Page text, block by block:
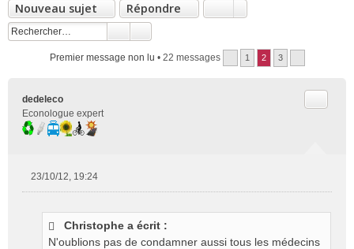
Nouveau sujet Répondre
Premier message non lu • 22 messages 1 2 3
dedeleco
Econologue expert
23/10/12, 19:24
Christophe a écrit :
N'oublions pas de condamner aussi tous les médecins